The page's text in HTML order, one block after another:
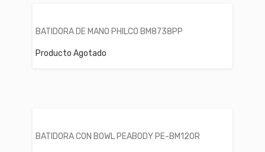
BATIDORA DE MANO PHILCO BM8738PP
Producto Agotado
BATIDORA CON BOWL PEABODY PE-BM120R